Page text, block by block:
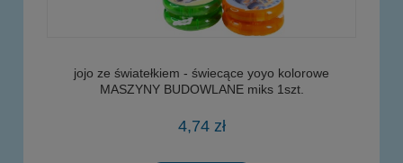
jojo ze światełkiem - świecące yoyo kolorowe
MASZYNY BUDOWLANE miks 1szt.
4,74 zł